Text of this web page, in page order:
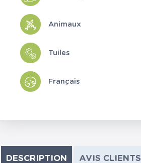
Animaux
Tuiles
Français
DESCRIPTION AVIS CLIENTS